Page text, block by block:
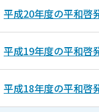
平成20年度の平和啓
平成19年度の平和啓
平成18年度の平和啓